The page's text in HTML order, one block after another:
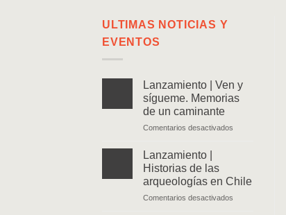
ULTIMAS NOTICIAS Y
EVENTOS
Lanzamiento | Ven y
sígueme. Memorias
de un caminante
Comentarios desactivados
sígueme.
Lanzamiento |
Historias de las
arqueologías en Chile
Comentarios desactivados